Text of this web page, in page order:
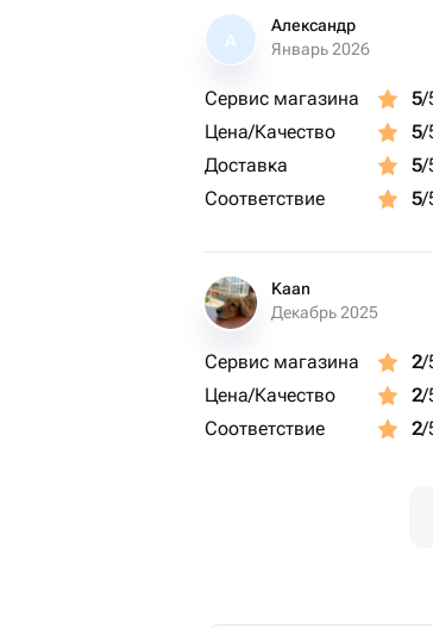
А
Александр
Январь 2026
Сервис магазина 5/
Цена/Качество
5/
Доставка
5/
Соответствие
5/
Kaan
Декабрь 2025
Сервис магазина 2/
Цена/Качество
2/
Соответствие
2/